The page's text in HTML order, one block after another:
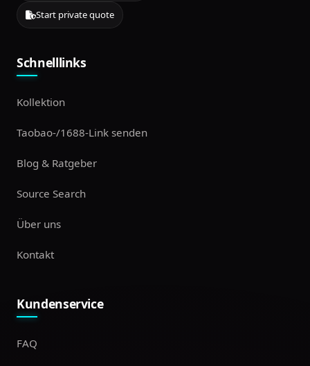
Start private quote
Schnelllinks
Kollektion
Taobao-/1688-Link senden
Blog & Ratgeber
Source Search
Über uns
Kontakt
Kundenservice
FAQ